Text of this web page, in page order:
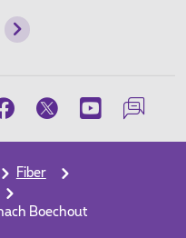
Fiber
Boechout